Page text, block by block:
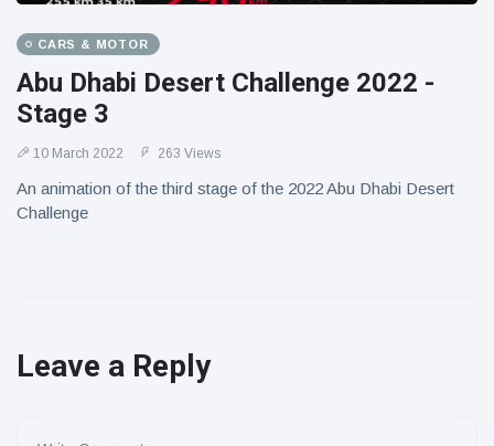
CARS & MOTOR
Abu Dhabi Desert Challenge 2022 -
Stage 3
10 March 2022 263 Views
An animation of the third stage of the 2022 Abu Dhabi Desert
Challenge
Leave a Reply